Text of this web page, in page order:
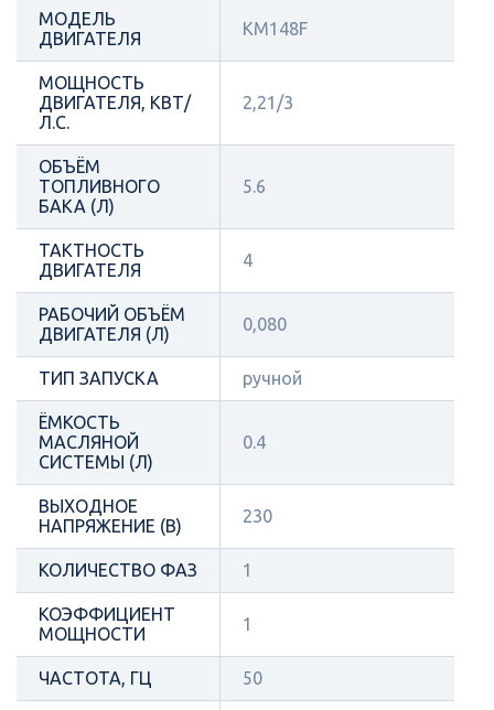
МОДЕЛЬ
ДВИГАТЕЛЯ
KM148F
МОЩНОСТЬ
ДВИГАТЕЛЯ, КВТ/
Л.С.
2,21/3
ОБЪЁМ
ТОПЛИВНОГО
БАКА (Л)
5.6
ТАКТНОСТЬ
ДВИГАТЕЛЯ
4
РАБОЧИЙ ОБЪЁМ
ДВИГАТЕЛЯ (Л)
0,080
ТИП ЗАПУСКА ручной
ЁМКОСТЬ
МАСЛЯНОЙ
СИСТЕМЫ (Л)
0.4
ВЫХОДНОЕ
НАПРЯЖЕНИЕ (В)
230
КОЛИЧЕСТВО ФАЗ 1
КОЭФФИЦИЕНТ
МОЩНОСТИ
1
ЧАСТОТА, ГЦ 50